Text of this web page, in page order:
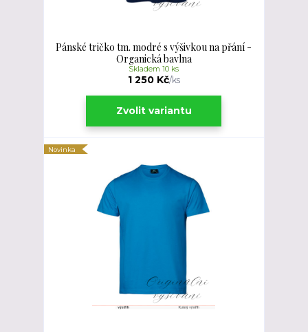
Pánské tričko tm. modré s výšivkou na přání -
Organická bavlna
1 250 Kč/ks
Skladem 10 ks
Zvolit variantu
Novinka